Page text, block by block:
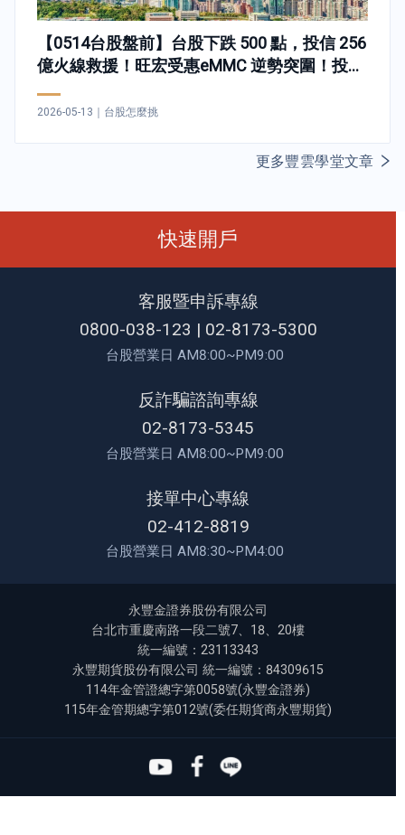
【0514台股盤前】台股下跌 500 點，投信 256
億火線救援！旺宏受惠eMMC 逆勢突圍！投本
2026-05-13 ｜ 台股怎麼挑
更多豐雲學堂文章
快速開戶
客服暨申訴專線
0800-038-123 | 02-8173-5300
台股營業日 AM8:00~PM9:00
反詐騙諮詢專線
02-8173-5345
台股營業日 AM8:00~PM9:00
接單中心專線
02-412-8819
台股營業日 AM8:30~PM4:00
永豐金證券股份有限公司
台北市重慶南路一段二號7、18、20樓
統一編號：23113343
永豐期貨股份有限公司 統一編號：84309615
114年金管證總字第0058號(永豐金證券)
115年金管期總字第012號(委任期貨商永豐期貨)